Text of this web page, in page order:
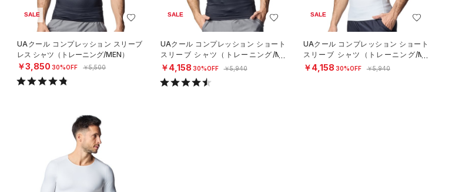
SALE
UAクール コンプレッション スリーブ
レス シャツ（トレーニング/MEN）
￥3,850 30%OFF ￥5,500
SALE
UAクール コンプレッション ショート
スリーブ シャツ（トレーニング/ME
N）
￥4,158 30%OFF ￥5,940
SALE
UAクール コンプレッション ショート
スリーブ シャツ（トレーニング/ME
N）
￥4,158 30%OFF ￥5,940